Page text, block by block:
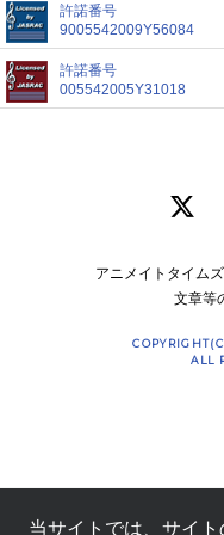
許諾番号
9005542009Y56084
許諾番号
005542005Y31018
アニメイトタイム
文章等
ALL
当サイトでは、サイ